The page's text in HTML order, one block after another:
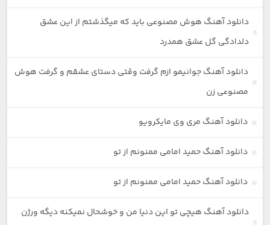
دانلود آهنگ هوش مصنوعی باید که میگذشتم از این عشق
دلدادگی گل عشق همدرد
دانلود آهنگ جوانیمو ازم گرفت وقتی دستای عشقم و گرفت هوش
مصنوعی زن
دانلود آهنگ مری وی مایکرویو
دانلود آهنگ حمید امامی ممنونم از تو
دانلود آهنگ حمید امامی ممنونم از تو
دانلود آهنگ هیچی تو این دنیا من و خوشحال نمیکنه دیگه ورژن